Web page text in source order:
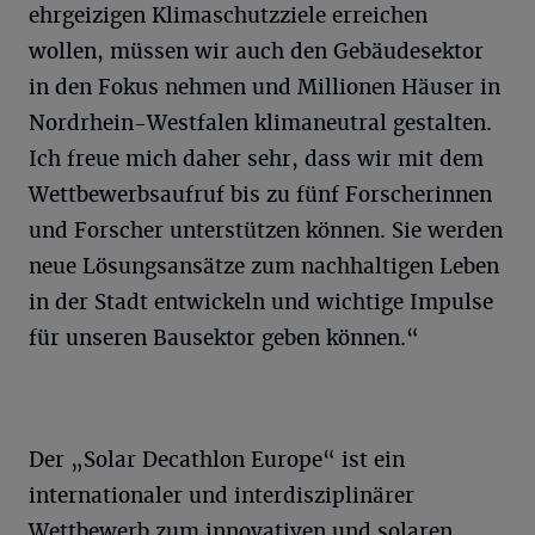
ehrgeizigen Klimaschutzziele erreichen
wollen, müssen wir auch den Gebäudesektor
in den Fokus nehmen und Millionen Häuser in
Nordrhein-Westfalen klimaneutral gestalten.
Ich freue mich daher sehr, dass wir mit dem
Wettbewerbsaufruf bis zu fünf Forscherinnen
und Forscher unterstützen können. Sie werden
neue Lösungsansätze zum nachhaltigen Leben
in der Stadt entwickeln und wichtige Impulse
für unseren Bausektor geben können.“
Der „Solar Decathlon Europe“ ist ein
internationaler und interdisziplinärer